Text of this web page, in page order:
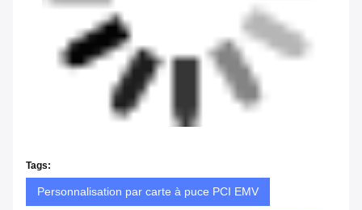
Tags:
Personnalisation par carte à puce PCI EMV